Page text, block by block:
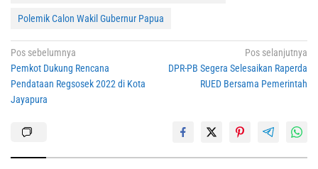
Polemik Calon Wakil Gubernur Papua
Navigasi
pos
Pos sebelumnya
Pemkot Dukung Rencana
Pendataan Regsosek 2022 di Kota
Jayapura
Pos selanjutnya
DPR-PB Segera Selesaikan Raperda
RUED Bersama Pemerintah